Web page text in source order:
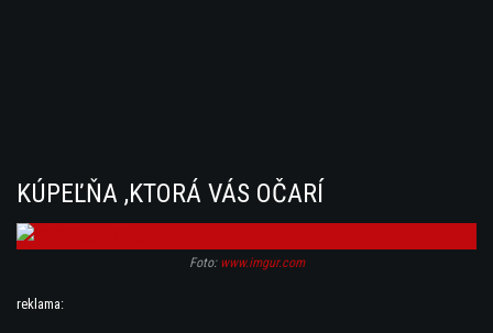
KÚPEĽŇA ,KTORÁ VÁS OČARÍ
Foto: www.imgur.com
reklama: